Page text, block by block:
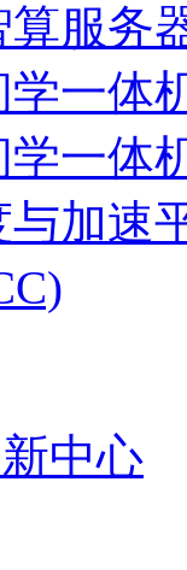
算服务
学一体
一体
加速
中心